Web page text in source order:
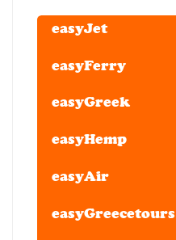
easyJet
easyFerry
easyGreek
easyHemp
easyAir
easyGreecetours